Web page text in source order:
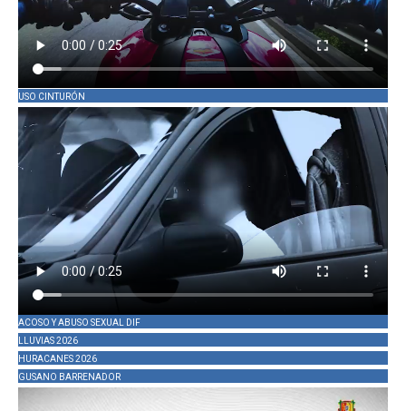
USO CINTURÓN
ACOSO Y ABUSO SEXUAL DIF
LLUVIAS 2026
HURACANES 2026
GUSANO BARRENADOR